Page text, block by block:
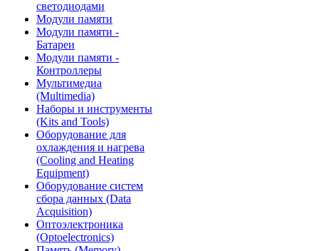
светодиодами
Модули памяти
Модули памяти -
Батареи
Модули памяти -
Контроллеры
Мультимедиа
(Multimedia)
Наборы и инструменты
(Kits and Tools)
Оборудование для
охлаждения и нагрева
(Cooling and Heating
Equipment)
Оборудование систем
сбора данных (Data
Acquisition)
Оптоэлектроника
(Optoelectronics)